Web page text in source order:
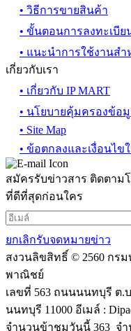
• วิธีการขายสินค้า
• ขั้นตอนการลงทะเบีย
• แนะนำการใช้งานสำ
เกี่ยวกับเรา
• เกี่ยวกับ IP MART
• นโยบายคุ้มครองข้อ
• Site Map
• ข้อตกลงและเงื่อนไข
สมัครรับข่าวสาร ติดตาม
ที่ดีที่สุดก่อนใคร
ยกเลิกรับจดหมายข่าว
สงวนลิขสิทธิ์ © 2560 กร
พาณิชย์
เลขที่ 563 ถนนนนทบุรี ต.
นนทบุรี 11000 อีเมล์ :
จำนวนข้าชมวันนี้ 363 จำ